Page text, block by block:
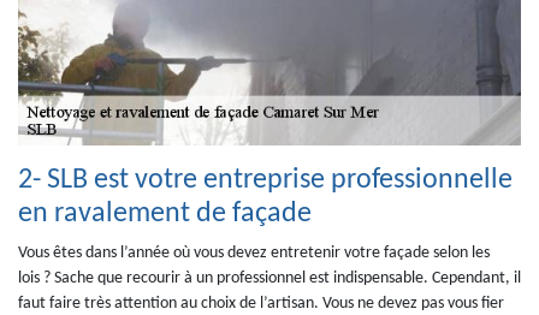
2- SLB est votre entreprise professionnelle
en ravalement de façade
Vous êtes dans l’année où vous devez entretenir votre façade selon les
lois ? Sache que recourir à un professionnel est indispensable. Cependant, il
faut faire très attention au choix de l’artisan. Vous ne devez pas vous fier